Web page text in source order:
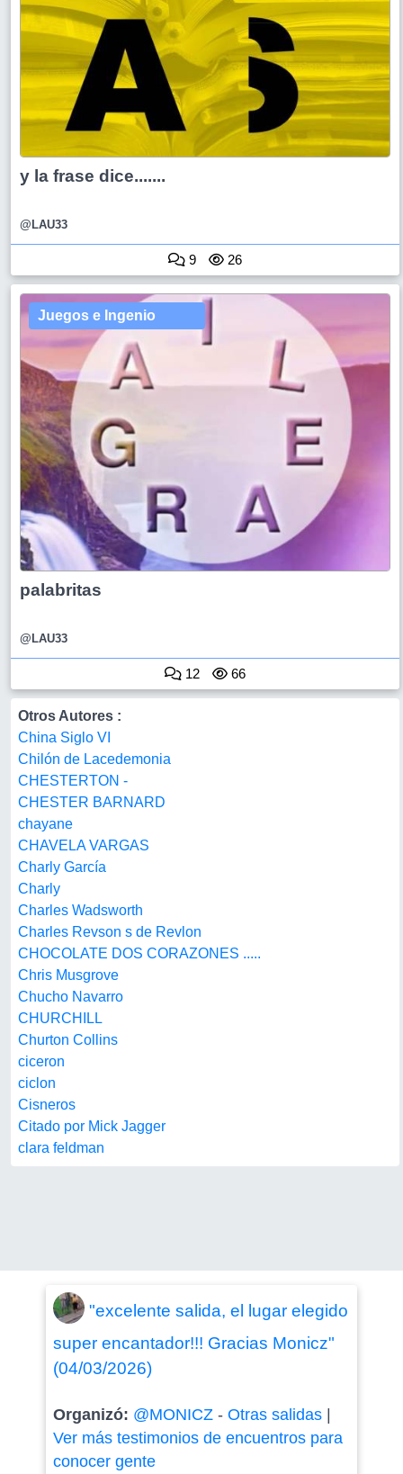
y la frase dice.......
@LAU33
9 26
Juegos e Ingenio
palabritas
@LAU33
12 66
Otros Autores :
China Siglo VI
Chilón de Lacedemonia
CHESTERTON -
CHESTER BARNARD
chayane
CHAVELA VARGAS
Charly García
Charly
Charles Wadsworth
Charles Revson s de Revlon
CHOCOLATE DOS CORAZONES .....
Chris Musgrove
Chucho Navarro
CHURCHILL
Churton Collins
ciceron
ciclon
Cisneros
Citado por Mick Jagger
clara feldman
"excelente salida, el lugar elegido
super encantador!!! Gracias Monicz"
(04/03/2026)
Organizó: @MONICZ- Otras salidas|
Ver más testimonios de encuentros para
conocer gente